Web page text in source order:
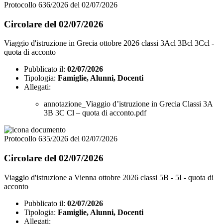
Protocollo 636/2026 del 02/07/2026
Circolare del 02/07/2026
Viaggio d'istruzione in Grecia ottobre 2026 classi 3Acl 3Bcl 3Ccl -
quota di acconto
Pubblicato il: 02/07/2026
Tipologia: Famiglie, Alunni, Docenti
Allegati:
annotazione_Viaggio d’istruzione in Grecia Classi 3A
3B 3C Cl – quota di acconto.pdf
Protocollo 635/2026 del 02/07/2026
Circolare del 02/07/2026
Viaggio d'istruzione a Vienna ottobre 2026 classi 5B - 5I - quota di
acconto
Pubblicato il: 02/07/2026
Tipologia: Famiglie, Alunni, Docenti
Allegati: